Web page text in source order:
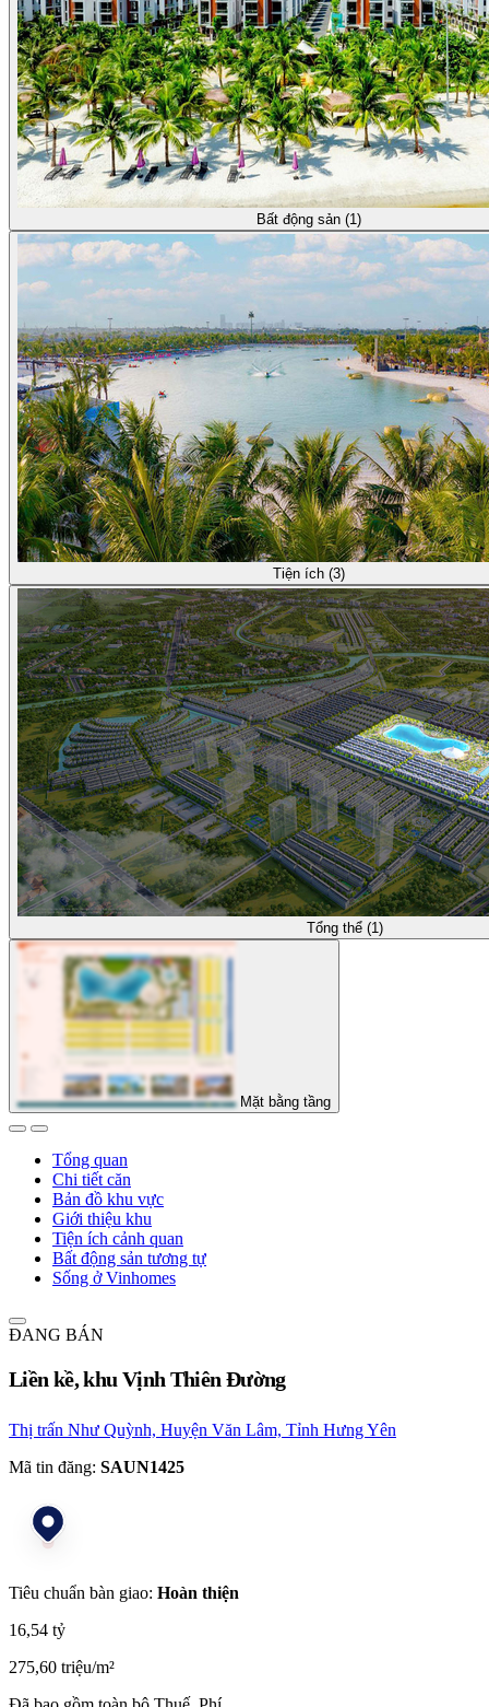
Bất động sản (1)
Tiện ích (3)
Tổng thể (1)
Mặt bằng tầng
Tổng quan
Chi tiết căn
Bản đồ khu vực
Giới thiệu khu
Tiện ích cảnh quan
Bất động sản tương tự
Sống ở Vinhomes
ĐANG BÁN
Liền kề, khu Vịnh Thiên Đường
Thị trấn Như Quỳnh, Huyện Văn Lâm, Tỉnh Hưng Yên
Mã tin đăng: SAUN1425
Tiêu chuẩn bàn giao: Hoàn thiện
16,54 tỷ
275,60 triệu/m²